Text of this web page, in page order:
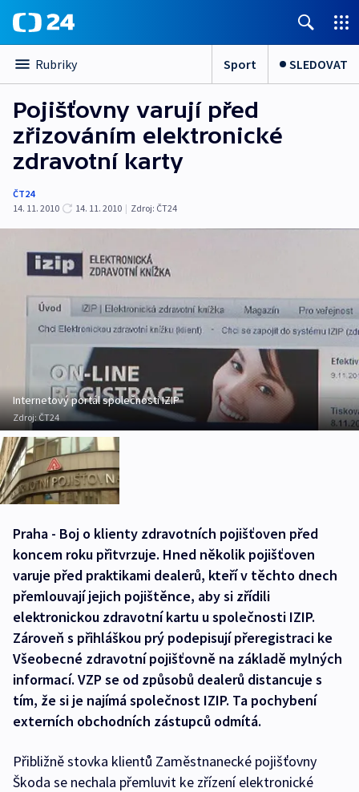
Rubriky Sport SLEDOVAT
Pojišťovny varují před
zřizováním elektronické
zdravotní karty
ČT24
14. 11. 2010
14. 11. 2010 | Zdroj: ČT24
Internetový portál společnosti IZIP
Zdroj:ČT24
Praha - Boj o klienty zdravotních pojišťoven před
koncem roku přitvrzuje. Hned několik pojišťoven
varuje před praktikami dealerů, kteří v těchto dnech
přemlouvají jejich pojištěnce, aby si zřídili
elektronickou zdravotní kartu u společnosti IZIP.
Zároveň s přihláškou prý podepisují přeregistraci ke
Všeobecné zdravotní pojišťovně na základě mylných
informací. VZP se od způsobů dealerů distancuje s
tím, že si je najímá společnost IZIP. Ta pochybení
externích obchodních zástupců odmítá.
Přibližně stovka klientů Zaměstnanecké pojišťovny
Škoda se nechala přemluvit ke zřízení elektronické